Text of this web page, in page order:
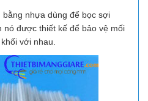
nhựa dùng để bọc sợi
được thiết kế để bảo vệ mối
với nhau.